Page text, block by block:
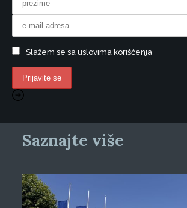
Slažem se sa uslovima korišćenja
Saznajte više